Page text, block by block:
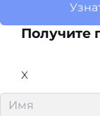
Получите
X